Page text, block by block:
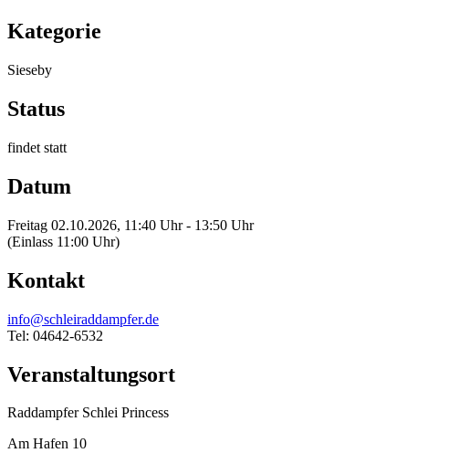
Kategorie
Sieseby
Status
findet statt
Datum
Freitag 02.10.2026, 11:40 Uhr - 13:50 Uhr
(Einlass 11:00 Uhr)
Kontakt
info@schleiraddampfer.de
Tel: 04642-6532
Veranstaltungsort
Raddampfer Schlei Princess
Am Hafen 10